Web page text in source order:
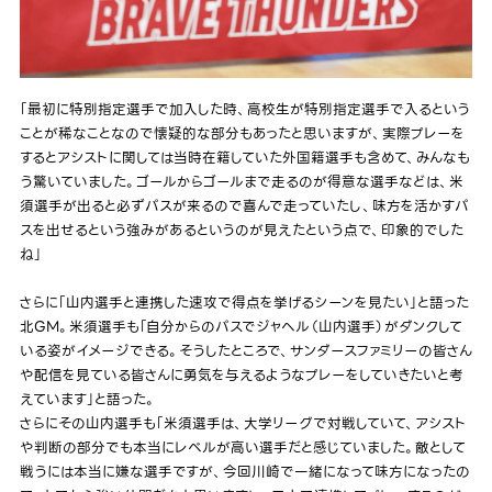
「最初に特別指定選手で加入した時、高校生が特別指定選手で入るという
ことが稀なことなので懐疑的な部分もあったと思いますが、実際プレーを
するとアシストに関しては当時在籍していた外国籍選手も含めて、みんなも
う驚いていました。ゴールからゴールまで走るのが得意な選手などは、米
須選手が出ると必ずパスが来るので喜んで走っていたし、味方を活かすパ
スを出せるという強みがあるというのが見えたという点で、印象的でした
ね」
さらに「山内選手と連携した速攻で得点を挙げるシーンを見たい」と語った
北GM。米須選手も「自分からのパスでジャヘル（山内選手）がダンクして
いる姿がイメージできる。そうしたところで、サンダースファミリーの皆さん
や配信を見ている皆さんに勇気を与えるようなプレーをしていきたいと考
えています」と語った。
さらにその山内選手も「米須選手は、大学リーグで対戦していて、アシスト
や判断の部分でも本当にレベルが高い選手だと感じていました。敵として
戦うには本当に嫌な選手ですが、今回川崎で一緒になって味方になったの